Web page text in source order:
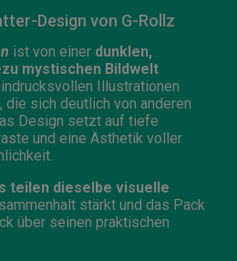
Design von G-Rollz
ist von einer dunklen,
mystischen Bildwelt
Illustrationen
die sich deutlich von anderen
Design setzt auf tiefe
und eine Ästhetik voller
teilen dieselbe visuelle
stärkt und das Pack
über seinen praktischen